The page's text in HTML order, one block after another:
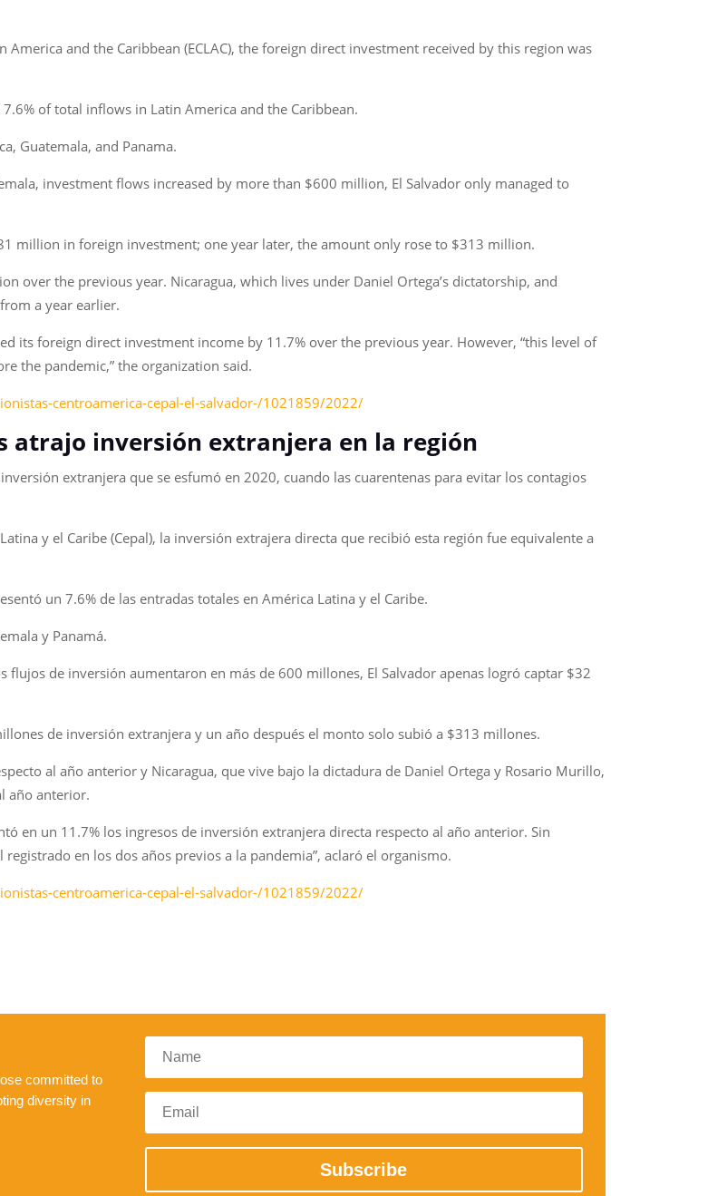
and the Caribbean (ECLAC), the foreign direct investment received by this region was
of total inflows in Latin America and the Caribbean.
Guatemala, and Panama.
investment flows increased by more than $600 million, El Salvador only managed to
million in foreign investment; one year later, the amount only rose to $313 million.
over the previous year. Nicaragua, which lives under Daniel Ortega’s dictatorship, and
a year earlier.
its foreign direct investment income by 11.7% over the previous year. However, “this level of
the pandemic,” the organization said.
centroamerica-cepal-el-salvador-/1021859/2022/
atrajo inversión extranjera en la región
extranjera que se esfumó en 2020, cuando las cuarentenas para evitar los contagios
y el Caribe (Cepal), la inversión extrajera directa que recibió esta región fue equivalente a
un 7.6% de las entradas totales en América Latina y el Caribe.
y Panamá.
flujos de inversión aumentaron en más de 600 millones, El Salvador apenas logró captar $32
de inversión extranjera y un año después el monto solo subió a $313 millones.
al año anterior y Nicaragua, que vive bajo la dictadura de Daniel Ortega y Rosario Murillo,
año anterior.
en un 11.7% los ingresos de inversión extranjera directa respecto al año anterior. Sin
en los dos años previos a la pandemia”, aclaró el organismo.
centroamerica-cepal-el-salvador-/1021859/2022/
committed to
diversity in
Subscribe